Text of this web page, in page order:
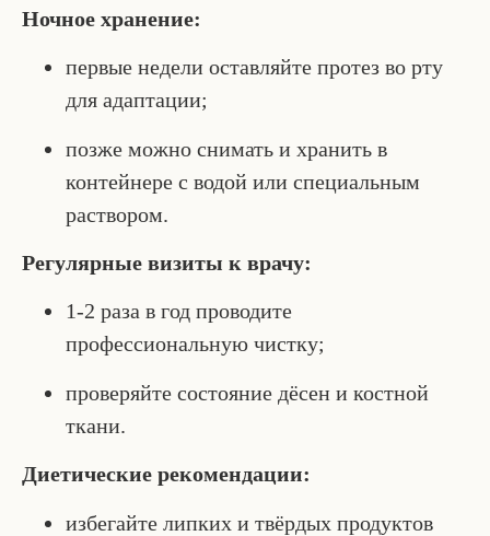
Ночное хранение:
первые недели оставляйте протез во рту
для адаптации;
позже можно снимать и хранить в
контейнере с водой или специальным
раствором.
Регулярные визиты к врачу:
1-2 раза в год проводите
профессиональную чистку;
проверяйте состояние дёсен и костной
ткани.
Диетические рекомендации:
избегайте липких и твёрдых продуктов